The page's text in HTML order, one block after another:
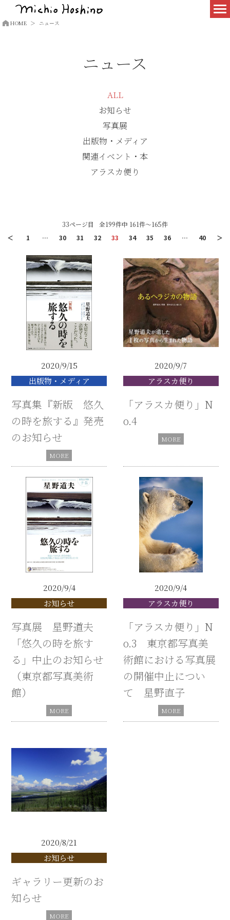
HOME ニュース
ニュース
ALL
お知らせ
写真展
出版物・メディア
関連イベント・本
アラスカ便り
33ページ目
全199件中 161件～165件
＜
1 … 30 31 32 33 34 35 36 … 40 ＞
2020/9/15
出版物・メディア
写真集『新版 悠久
の時を旅する』発売
のお知らせ
2020/9/7
アラスカ便り
「アラスカ便り」N
o.4
2020/9/4
お知らせ
写真展 星野道夫
「悠久の時を旅す
る」中止のお知らせ
（東京都写真美術
館）
2020/9/4
アラスカ便り
「アラスカ便り」N
o.3 東京都写真美
術館における写真展
の開催中止につい
て 星野直子
2020/8/21
お知らせ
ギャラリー更新のお
知らせ